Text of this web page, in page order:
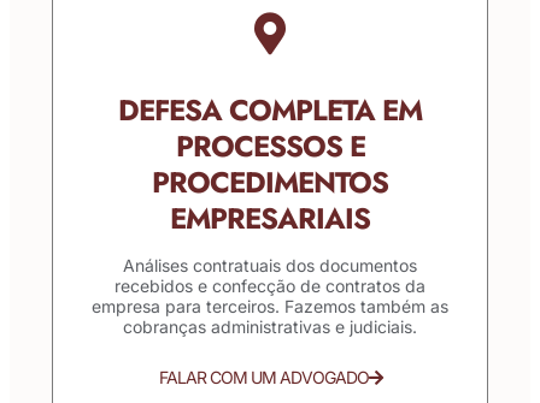
DEFESA COMPLETA EM
PROCESSOS E
PROCEDIMENTOS
EMPRESARIAIS
Análises contratuais dos documentos
recebidos e confecção de contratos da
empresa para terceiros. Fazemos também as
cobranças administrativas e judiciais.
FALAR COM UM ADVOGADO